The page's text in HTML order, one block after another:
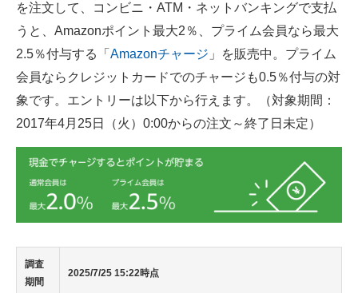
を注文して、コンビニ・ATM・ネットバンキングで支払
うと、Amazonポイント最大2％、プライム会員なら最大
2.5％付与する「 Amazonチャージ 」を販売中。プライム
会員ならクレジットカードでのチャージも0.5％付与の対
象です。エントリーは以下から行えます。（対象期間：
2017年4月25日（火）0:00からの注文～終了日未定）
調査
期間
2025/7/25 15:22時点